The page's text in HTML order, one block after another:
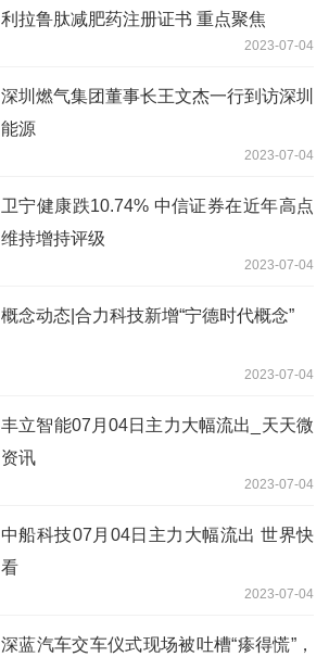
利拉鲁肽减肥药注册证书 重点聚焦
2023-07-04
深圳燃气集团董事长王文杰一行到访深圳
能源
2023-07-04
卫宁健康跌10.74% 中信证券在近年高点
维持增持评级
2023-07-04
概念动态|合力科技新增“宁德时代概念”
2023-07-04
丰立智能07月04日主力大幅流出_天天微
资讯
2023-07-04
中船科技07月04日主力大幅流出 世界快
看
2023-07-04
深蓝汽车交车仪式现场被吐槽“瘆得慌”，